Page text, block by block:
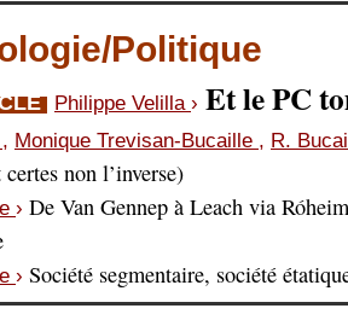
Politique
Philippe Velilla › Et le PC
, Monique Trevisan-Bucaille , R.
non l’inverse)
› De Van Gennep à Leach via
› Société segmentaire, société